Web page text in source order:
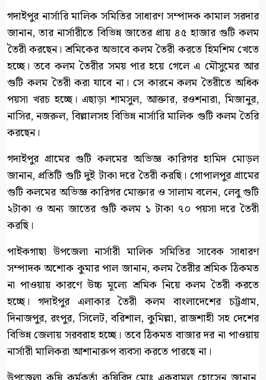
গদাইপুর নার্সারি মালিক সমিতির সাধারণ সম্পাদক কামাল সরদার
জানান, তার নার্সারীতে বিভিন্ন জাতের প্রায় ৪৫ হাজার গুটি কলম
তৈরী করছেন। শ্রমিকের অভাবে কলম তৈরী করতে হিমশিম খেতে
হচ্ছে। তবে কলম তৈরীর সময় পার হয়ে গেলে এ মৌসুমের আর
গুটি কলম তৈরী করা যাবে না। সে কারনে কলম তৈরীতে অধিক
পয়সা খরচ হচ্ছে। এছাড়া শামসুল, আক্তার, রওশনারা, মিজানুর,
নাসির, নজরুল, বিল্লালসহ বিভিন্ন নার্সারি মালিক গুটি কলম তৈরি
করছেন।
গদাইপুর গ্রামের গুটি কলমের অভিজ্ঞ কারিগর হামিদ মোড়ল
জানান, প্রতিটি গুটি দুই টাকা দরে তৈরী করছি। গোপালপুর গ্রামের
গুটি কলমের অভিজ্ঞ কারিগর মোক্তার ও সালাম বলেন, লেবু গুটি
২টাকা ও অন্য জাতের গুটি কলম ১ টাকা ৭০ পয়সা দরে তৈরী
করছি।
পাইকগাছা উপজেলা নার্সারী মালিক সমিতির সাবেক সাধারণ
সম্পাদক অশোক কুমার পাল জানান, কলম তৈরীর শ্রমিক ঠিকমত
না পাওয়ায় কারণে উচ্চ মূল্যে শ্রমিক নিয়ে কলম তৈরী করতে
হচ্ছে। গদাইপুর এলাকার তৈরী কলম বাংলাদেশের চট্টগ্রাম,
দিনাজপুর, রংপুর, সিলেট, বরিশাল, কুমিল্লা, রাজশাহী সহ দেশের
বিভিন্ন জেলায় সরবরাহ হচ্ছে। তবে ঠিকমত বাজার দর না পাওয়ায়
নার্সারী মালিকরা আশানারুপ ব্যবসা করতে পারছে না।